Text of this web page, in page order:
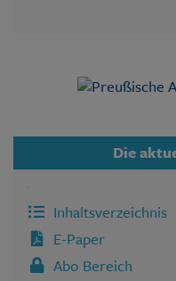
Die
Inhaltsverzeichnis
E-Paper
Abo Bereich